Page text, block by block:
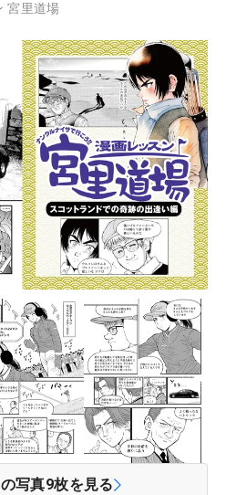
宮里道場
写真9枚を見る